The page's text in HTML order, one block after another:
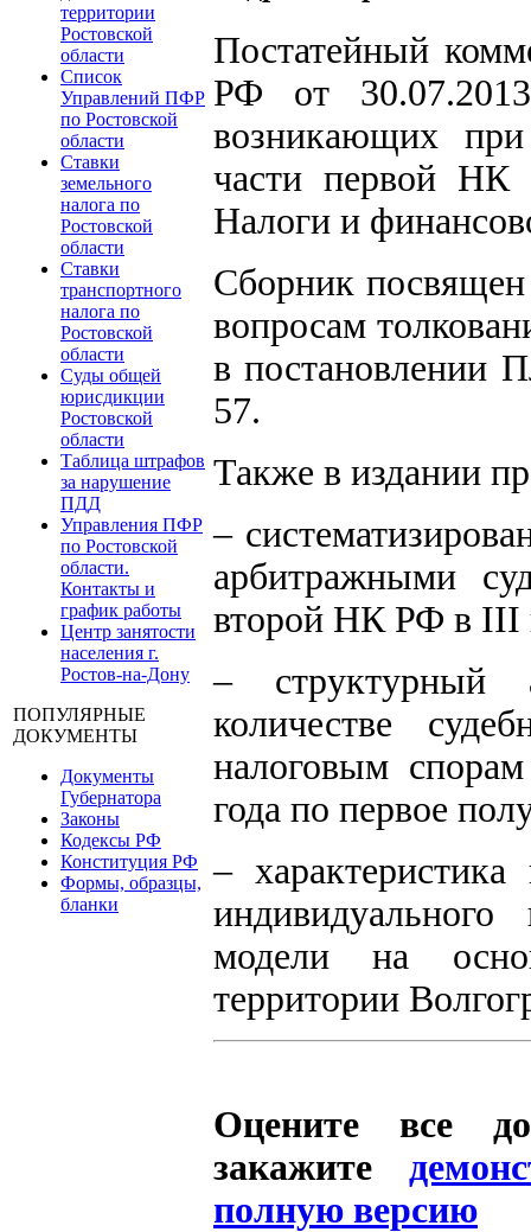
территории
Ростовской
области
Список
Управлений ПФР
по Ростовской
области
Ставки
земельного
налога по
Ростовской
области
Ставки
транспортного
налога по
Ростовской
области
Суды общей
юрисдикции
Ростовской
области
Таблица штрафов
за нарушение
ПДД
Управления ПФР
по Ростовской
области.
Контакты и
график работы
Центр занятости
населения г.
Ростов-на-Дону
ПОПУЛЯРНЫЕ
ДОКУМЕНТЫ
Документы
Губернатора
Законы
Кодексы РФ
Конституция РФ
Формы, образцы,
бланки
Постатейный
РФ от
возникающих
части первой
Налоги и
Сборник
вопросам
в постановлении
57.
Также в издании
–
арбитражными
второй НК РФ в III
– структурный
количестве
налоговым
года по первое
–
модели на
территории
Оцените все
закажите
полную версию